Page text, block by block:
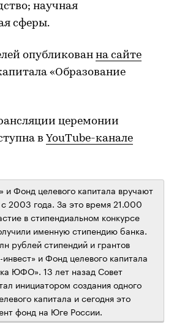
научная
сферы.
опубликован на сайте
«Образование
церемонии
в YouTube-канале
и Фонд целевого капитала вручают
2003 года. За это время 21.000
в стипендиальном конкурсе
именную стипендию банка.
рублей стипендий и грантов
и Фонд целевого капитала
ЮФО». 13 лет назад Совет
инициатором создания одного
капитала и сегодня это
фонд на Юге России.